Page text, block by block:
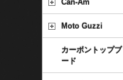
Can-Am
Moto Guzzi
カーボントップ
ード